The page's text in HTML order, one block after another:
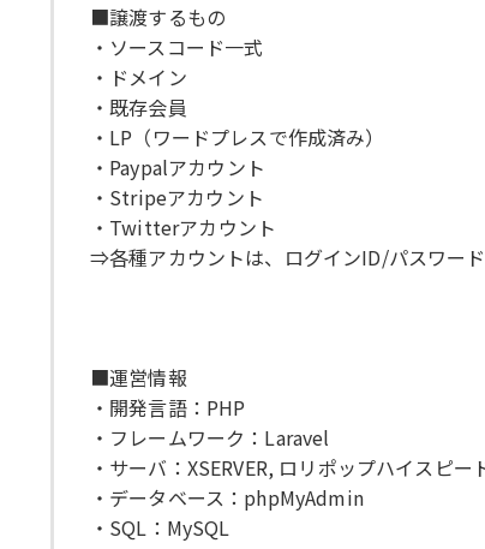
■譲渡するもの
・ソースコード一式
・ドメイン
・既存会員
・LP（ワードプレスで作成済み）
・Paypalアカウント
・Stripeアカウント
・Twitterアカウント
⇒各種アカウントは、ログインID/パスワード
■運営情報
・開発言語：PHP
・フレームワーク：Laravel
・サーバ：XSERVER, ロリポップハイスピー
・データベース：phpMyAdmin
・SQL：MySQL